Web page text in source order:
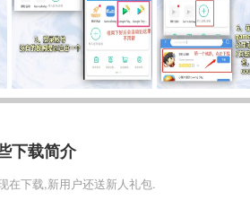
下载简介
在下载,新用户还送新人礼包.